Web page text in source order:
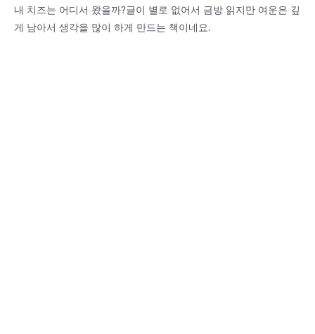
내 치즈는 어디서 왔을까?글이 별로 없어서 금방 읽지만 여운은 깊
게 남아서 생각을 많이 하게 만드는 책이네요.